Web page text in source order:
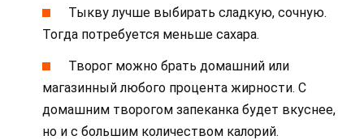
Тыкву лучше выбирать сладкую, сочную.
Тогда потребуется меньше сахара.
Творог можно брать домашний или
магазинный любого процента жирности. С
домашним творогом запеканка будет вкуснее,
но и с большим количеством калорий.